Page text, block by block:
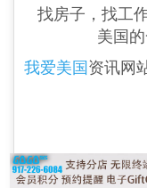
找房子，找工
美国
我爱美国资讯网